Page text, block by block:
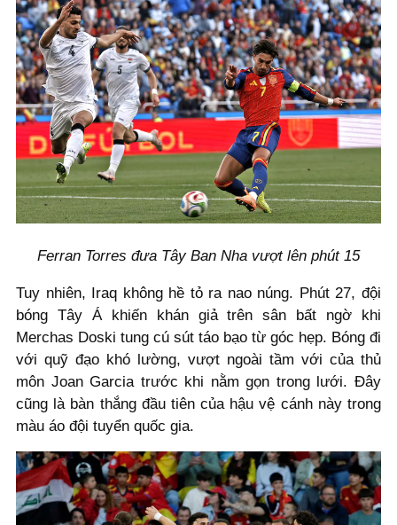
Ferran Torres đưa Tây Ban Nha vượt lên phút 15
Tuy nhiên, Iraq không hề tỏ ra nao núng. Phút 27, đội
bóng Tây Á khiến khán giả trên sân bất ngờ khi
Merchas Doski tung cú sút táo bạo từ góc hẹp. Bóng đi
với quỹ đạo khó lường, vượt ngoài tầm với của thủ
môn Joan Garcia trước khi nằm gọn trong lưới. Đây
cũng là bàn thắng đầu tiên của hậu vệ cánh này trong
màu áo đội tuyển quốc gia.